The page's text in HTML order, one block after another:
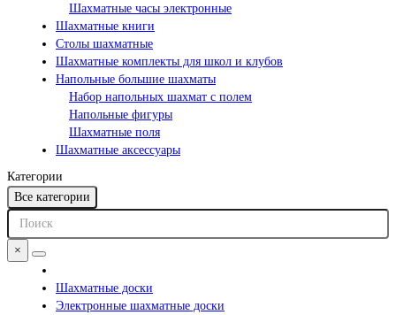
Шахматные часы электронные
Шахматные книги
Столы шахматные
Шахматные комплекты для школ и клубов
Напольные большие шахматы
Набор напольных шахмат c полем
Напольные фигуры
Шахматные поля
Шахматные аксессуары
Категории
Все категории
×
Шахматные доски
Электронные шахматные доски